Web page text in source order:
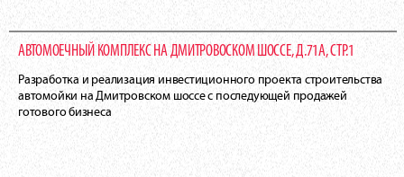
АВТОМОЕЧНЫЙ КОМПЛЕКС НА ДМИТРОВОСКОМ ШОССЕ, Д.71А, СТР.1
Разработка и реализация инвестиционного проекта строительства
автомойки на Дмитровском шоссе с последующей продажей
готового бизнеса